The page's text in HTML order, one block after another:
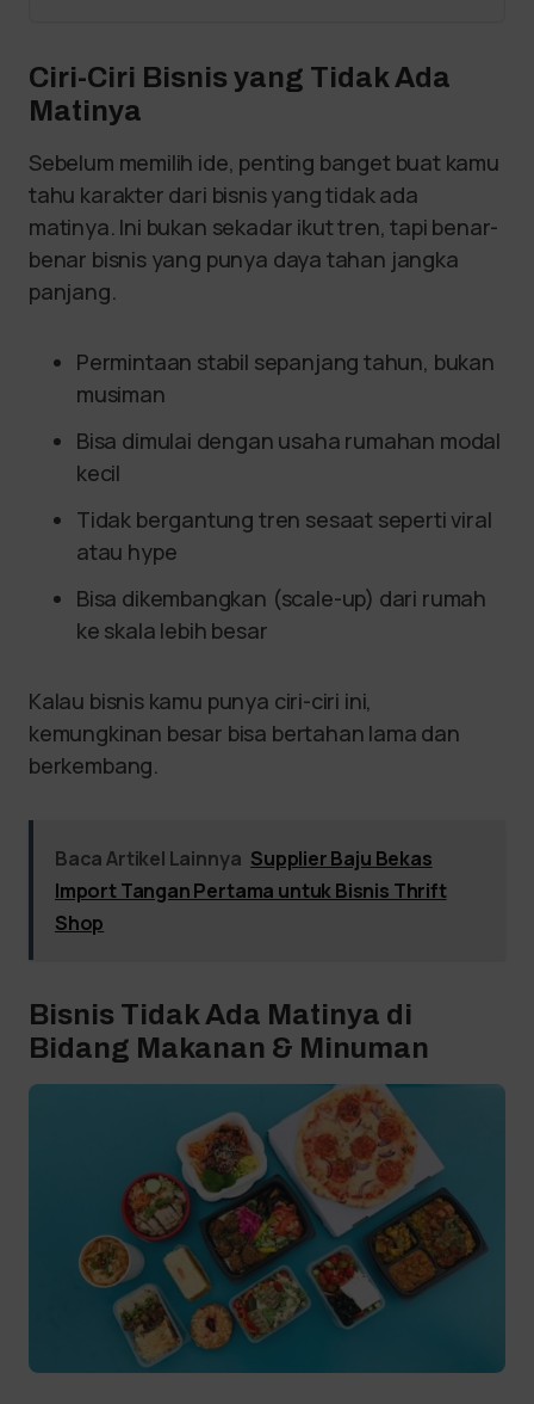
Ciri-Ciri Bisnis yang Tidak Ada
Matinya
Sebelum memilih ide, penting banget buat kamu
tahu karakter dari bisnis yang tidak ada
matinya. Ini bukan sekadar ikut tren, tapi benar-
benar bisnis yang punya daya tahan jangka
panjang.
Permintaan stabil sepanjang tahun, bukan
musiman
Bisa dimulai dengan usaha rumahan modal
kecil
Tidak bergantung tren sesaat seperti viral
atau hype
Bisa dikembangkan (scale-up) dari rumah
ke skala lebih besar
Kalau bisnis kamu punya ciri-ciri ini,
kemungkinan besar bisa bertahan lama dan
berkembang.
Baca Artikel Lainnya Supplier Baju Bekas
Import Tangan Pertama untuk Bisnis Thrift
Shop
Bisnis Tidak Ada Matinya di
Bidang Makanan & Minuman